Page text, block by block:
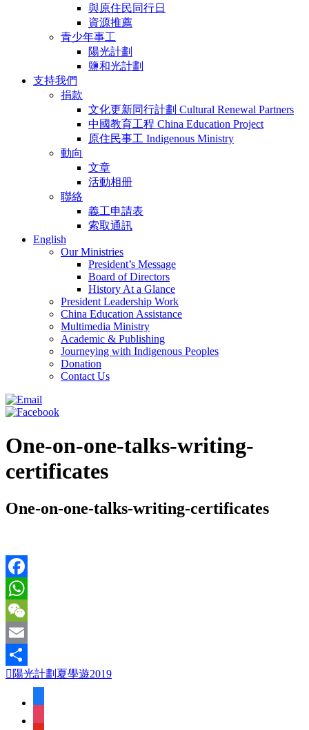
與原住民同行日
資源推薦
青少年事工
陽光計劃
鹽和光計劃
支持我們
捐款
文化更新同行計劃 Cultural Renewal Partners
中國教育工程 China Education Project
原住民事工 Indigenous Ministry
動向
文章
活動相册
聯絡
義工申請表
索取通訊
English
Our Ministries
President’s Message
Board of Directors
History At a Glance
President Leadership Work
China Education Assistance
Multimedia Ministry
Academic & Publishing
Journeying with Indigenous Peoples
Donation
Contact Us
One-on-one-talks-writing-
certificates
One-on-one-talks-writing-certificates
Facebook
WhatsApp
WeChat
Email
Share
陽光計劃夏學遊2019